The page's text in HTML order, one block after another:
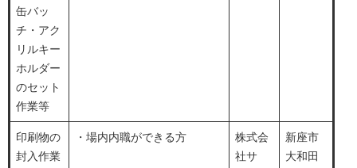
缶バッ
チ・アク
リルキー
ホルダー
のセット
作業等
印刷物の
封入作業
・場内内職ができる方
株式会
社サ
新座市
大和田